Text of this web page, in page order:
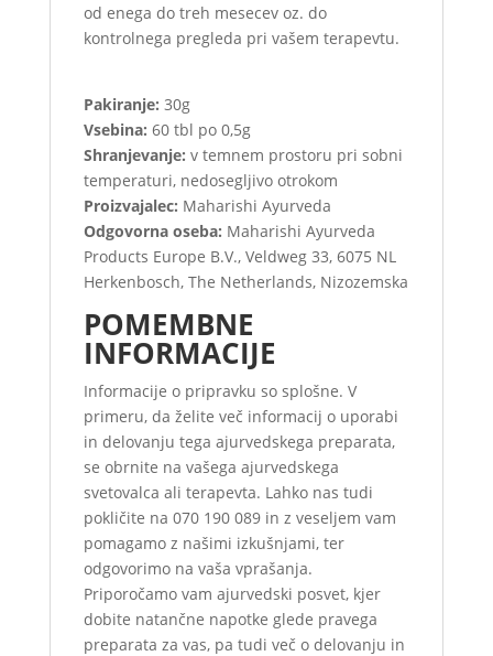
od enega do treh mesecev oz. do
kontrolnega pregleda pri vašem terapevtu.
Pakiranje: 30g
Vsebina: 60 tbl po 0,5g
Shranjevanje: v temnem prostoru pri sobni
temperaturi, nedosegljivo otrokom
Proizvajalec: Maharishi Ayurveda
Odgovorna oseba: Maharishi Ayurveda
Products Europe B.V., Veldweg 33, 6075 NL
Herkenbosch, The Netherlands, Nizozemska
POMEMBNE
INFORMACIJE
Informacije o pripravku so splošne. V
primeru, da želite več informacij o uporabi
in delovanju tega ajurvedskega preparata,
se obrnite na vašega ajurvedskega
svetovalca ali terapevta. Lahko nas tudi
pokličite na 070 190 089 in z veseljem vam
pomagamo z našimi izkušnjami, ter
odgovorimo na vaša vprašanja.
Priporočamo vam ajurvedski posvet, kjer
dobite natančne napotke glede pravega
preparata za vas, pa tudi več o delovanju in